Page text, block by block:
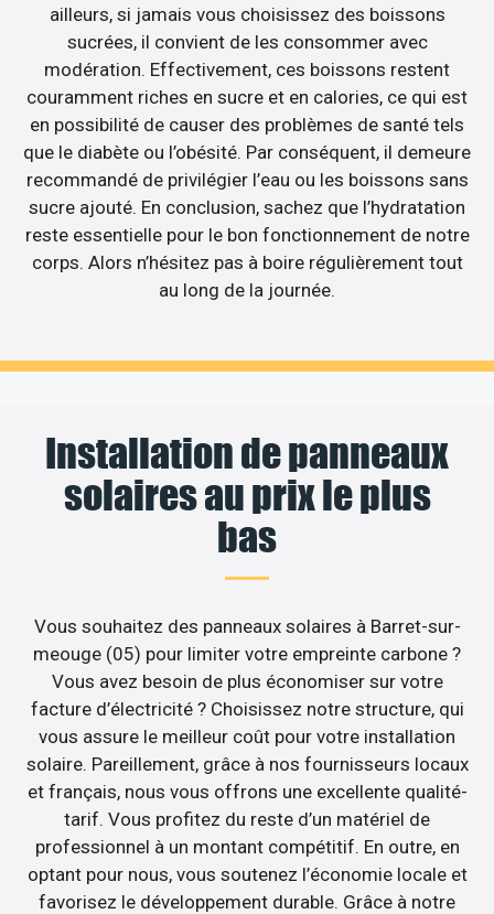
ailleurs, si jamais vous choisissez des boissons
sucrées, il convient de les consommer avec
modération. Effectivement, ces boissons restent
couramment riches en sucre et en calories, ce qui est
en possibilité de causer des problèmes de santé tels
que le diabète ou l’obésité. Par conséquent, il demeure
recommandé de privilégier l’eau ou les boissons sans
sucre ajouté. En conclusion, sachez que l’hydratation
reste essentielle pour le bon fonctionnement de notre
corps. Alors n’hésitez pas à boire régulièrement tout
au long de la journée.
Installation de panneaux
solaires au prix le plus
bas
Vous souhaitez des panneaux solaires à Barret-sur-
meouge (05) pour limiter votre empreinte carbone ?
Vous avez besoin de plus économiser sur votre
facture d’électricité ? Choisissez notre structure, qui
vous assure le meilleur coût pour votre installation
solaire. Pareillement, grâce à nos fournisseurs locaux
et français, nous vous offrons une excellente qualité-
tarif. Vous profitez du reste d’un matériel de
professionnel à un montant compétitif. En outre, en
optant pour nous, vous soutenez l’économie locale et
favorisez le développement durable. Grâce à notre